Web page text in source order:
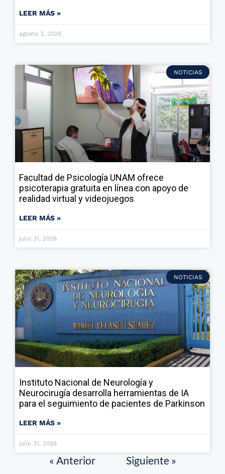
LEER MÁS »
agosto 3, 2026
NOTICIAS
Facultad de Psicología UNAM ofrece
psicoterapia gratuita en línea con apoyo de
realidad virtual y videojuegos
LEER MÁS »
julio 31, 2026
NOTICIAS
Instituto Nacional de Neurología y
Neurocirugía desarrolla herramientas de IA
para el seguimiento de pacientes de Parkinson
LEER MÁS »
julio 31, 2026
« Anterior Siguiente »